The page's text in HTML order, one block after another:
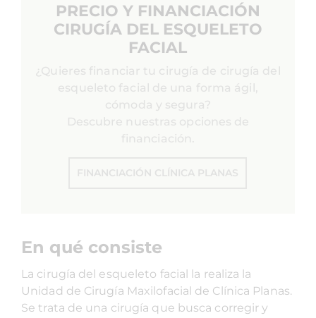
PRECIO Y FINANCIACIÓN
CIRUGÍA DEL ESQUELETO
FACIAL
¿Quieres financiar tu cirugía de cirugía del
esqueleto facial de una forma ágil,
cómoda y segura?
Descubre nuestras opciones de
financiación.
FINANCIACIÓN CLÍNICA PLANAS
En qué consiste
La cirugía del esqueleto facial la realiza la
Unidad de Cirugía Maxilofacial de Clínica Planas.
Se trata de una cirugía que busca corregir y